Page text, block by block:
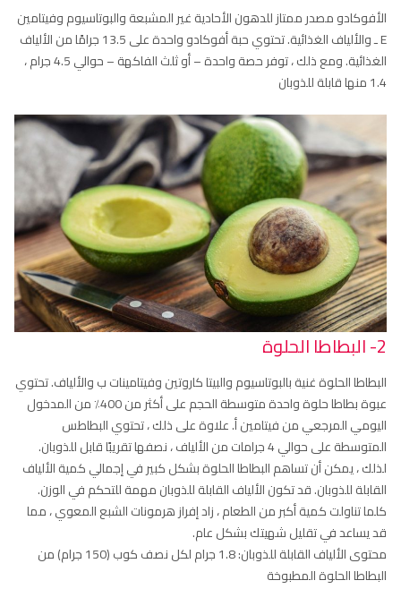
الأفوكادو مصدر ممتاز للدهون الأحادية غير المشبعة والبوتاسيوم وفيتامين
E ـ والألياف الغذائية. تحتوي حبة أفوكادو واحدة على 13.5 جرامًا من الألياف
الغذائية. ومع ذلك ، توفر حصة واحدة – أو ثلث الفاكهة – حوالي 4.5 جرام ،
1.4 منها قابلة للذوبان
2- البطاطا الحلوة
البطاطا الحلوة غنية بالبوتاسيوم والبيتا كاروتين وفيتامينات ب والألياف. تحتوي
عبوة بطاطا حلوة واحدة متوسطة الحجم على أكثر من 400٪ من المدخول
اليومي المرجعي من فيتامين أ. علاوة على ذلك ، تحتوي البطاطس
المتوسطة على حوالي 4 جرامات من الألياف ، نصفها تقريبًا قابل للذوبان.
لذلك ، يمكن أن تساهم البطاطا الحلوة بشكل كبير في إجمالي كمية الألياف
القابلة للذوبان. قد تكون الألياف القابلة للذوبان مهمة للتحكم في الوزن.
كلما تناولت كمية أكبر من الطعام ، زاد إفراز هرمونات الشبع المعوي ، مما
قد يساعد في تقليل شهيتك بشكل عام.
محتوى الألياف القابلة للذوبان: 1.8 جرام لكل نصف كوب (150 جرام) من
البطاطا الحلوة المطبوخة